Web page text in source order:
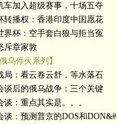
车加入超级赛事，十场五夺
转播权：香港印度中国愿花
界杯：空手套白狼与拒当冤
斥章家敦
乌停火系列】
局：看云卷云舒，等水落石
谈后的俄乌战争：三个关键
谈：重点其实是。。。
谈：预测普京的DOS和DON&#